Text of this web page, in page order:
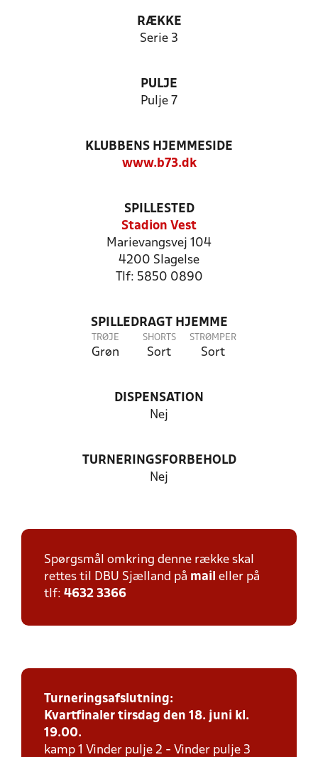
RÆKKE
Serie 3
PULJE
Pulje 7
KLUBBENS HJEMMESIDE
www.b73.dk
SPILLESTED
Stadion Vest
Marievangsvej 104
4200 Slagelse
Tlf: 5850 0890
SPILLEDRAGT HJEMME
TRØJE
Grøn
SHORTS
Sort
STRØMPER
Sort
DISPENSATION
Nej
TURNERINGSFORBEHOLD
Nej
Spørgsmål omkring denne række skal
rettes til DBU Sjælland på mail eller på
tlf: 4632 3366
Turneringsafslutning:
Kvartfinaler tirsdag den 18. juni kl.
19.00.
kamp 1 Vinder pulje 2 - Vinder pulje 3